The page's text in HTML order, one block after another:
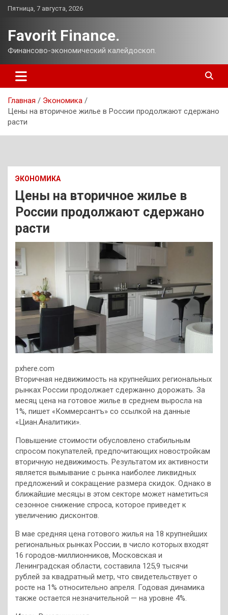
Перейти
Пятница, 7 августа, 2026
Favorit Finance.
Финансово-экономический калейдоскоп.
Главная
Экономика
Цены на вторичное жилье в России продолжают сдержано
расти
ЭКОНОМИКА
Цены на вторичное жилье в
России продолжают сдержано
расти
pxhere.com
Вторичная недвижимость на крупнейших региональных
рынках России продолжает сдержанно дорожать. За
месяц цена на готовое жилье в среднем выросла на
1%, пишет «Коммерсантъ» со ссылкой на данные
«Циан.Аналитики».
Повышение стоимости обусловлено стабильным
спросом покупателей, предпочитающих новостройкам
вторичную недвижимость. Результатом их активности
является вымывание с рынка наиболее ликвидных
предложений и сокращение размера скидок. Однако в
ближайшие месяцы в этом секторе может наметиться
сезонное снижение спроса, которое приведет к
увеличению дисконтов.
В мае средняя цена готового жилья на 18 крупнейших
региональных рынках России, в число которых входят
16 городов-миллионников, Московская и
Ленинградская области, составила 125,9 тысячи
рублей за квадратный метр, что свидетельствует о
росте на 1% относительно апреля. Годовая динамика
также остается незначительной — на уровне 4%.